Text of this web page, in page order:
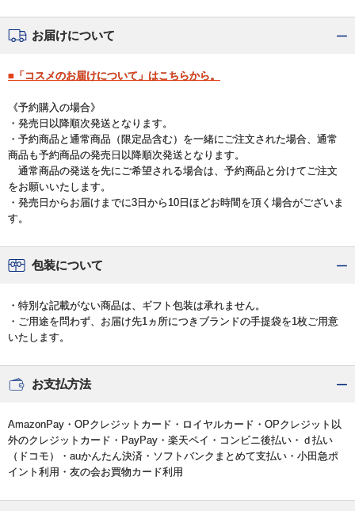
お届けについて
■「コスメのお届けについて」はこちらから。
《予約購入の場合》
・発売日以降順次発送となります。
・予約商品と通常商品（限定品含む）を一緒にご注文された場合、通常
商品も予約商品の発売日以降順次発送となります。
通常商品の発送を先にご希望される場合は、予約商品と分けてご注文
をお願いいたします。
・発売日からお届けまでに3日から10日ほどお時間を頂く場合がございま
す。
包装について
・特別な記載がない商品は、ギフト包装は承れません。
・ご用途を問わず、お届け先1ヵ所につきブランドの手提袋を1枚ご用意
いたします。
お支払方法
AmazonPay・OPクレジットカード・ロイヤルカード・OPクレジット以
外のクレジットカード・PayPay・楽天ペイ・コンビニ後払い・ｄ払い
（ドコモ）・auかんたん決済・ソフトバンクまとめて支払い・小田急ポ
イント利用・友の会お買物カード利用